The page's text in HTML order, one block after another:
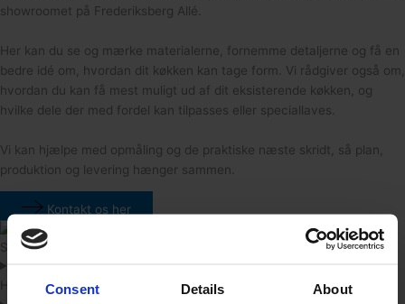
Consent Details About
showroomet på Frederiksberg Allé.
Her kan du se og mærke materialerne, fornemme detaljerne og få en
bedre idé om, hvordan dit køkken kan tage form. Vi rådgiver også om,
hvordan du kan få mest muligt ud af dit eksisterende køkken, og
hvilke dele der med fordel kan tilpasses eller speciallaves.
Vi kan hjælpe med opmåling og de praktiske næste skridt, så plan,
produktion og levering hænger sammen.
Kontakt os her
Spørgsmål og svar om snedkerkøkkener fra Arki Studio
Hvad er forskellen på et snedkerkøkken og et standardkøkken?